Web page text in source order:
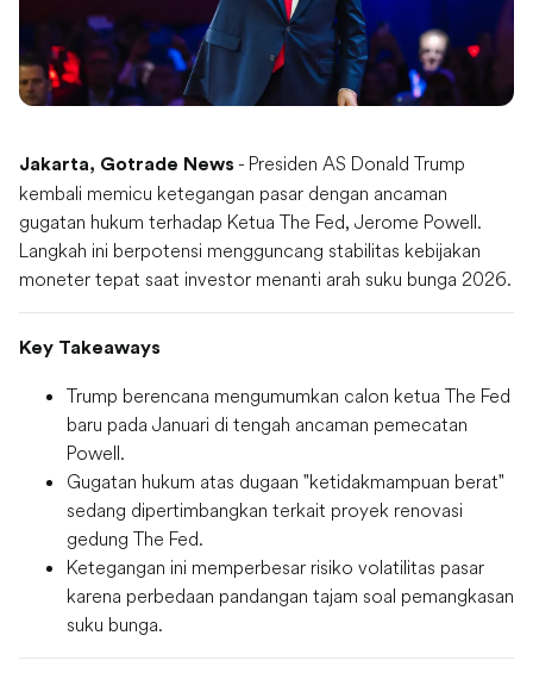
Jakarta, Gotrade News - Presiden AS Donald Trump
kembali memicu ketegangan pasar dengan ancaman
gugatan hukum terhadap Ketua The Fed, Jerome Powell.
Langkah ini berpotensi mengguncang stabilitas kebijakan
moneter tepat saat investor menanti arah suku bunga 2026.
Key Takeaways
Trump berencana mengumumkan calon ketua The Fed
baru pada Januari di tengah ancaman pemecatan
Powell.
Gugatan hukum atas dugaan "ketidakmampuan berat"
sedang dipertimbangkan terkait proyek renovasi
gedung The Fed.
Ketegangan ini memperbesar risiko volatilitas pasar
karena perbedaan pandangan tajam soal pemangkasan
suku bunga.